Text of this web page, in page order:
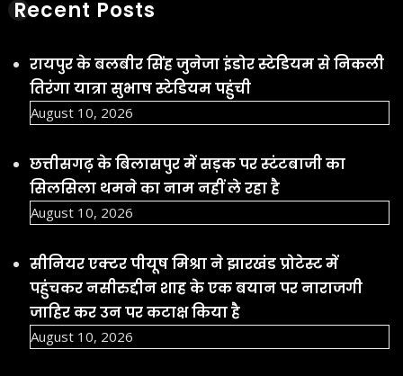
Recent Posts
रायपुर के बलबीर सिंह जुनेजा इंडोर स्टेडियम से निकली
तिरंगा यात्रा सुभाष स्टेडियम पहुंची
August 10, 2026
छत्तीसगढ़ के बिलासपुर में सड़क पर स्टंटबाजी का
सिलसिला थमने का नाम नहीं ले रहा है
August 10, 2026
सीनियर एक्टर पीयूष मिश्रा ने झारखंड प्रोटेस्ट में
पहुंचकर नसीरुद्दीन शाह के एक बयान पर नाराजगी
जाहिर कर उन पर कटाक्ष किया है
August 10, 2026